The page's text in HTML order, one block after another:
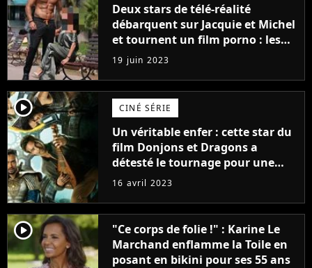
Deux stars de télé-réalité
débarquent sur Jacquie et Michel
et tournent un film porno : les
premières images du tournage
(exclu)
19 juin 2023
player2 CINÉ SÉRIE
Un véritable enfer : cette star du
film Donjons et Dragons a
détesté le tournage pour une
raison très spéciale
16 avril 2023
player2
"Ce corps de folie !" : Karine Le
Marchand enflamme la Toile en
posant en bikini pour ses 55 ans